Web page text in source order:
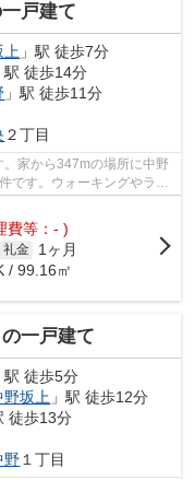
戸建て
上 」駅 徒歩7分
駅 徒歩14分
」駅 徒歩11分
２丁目
家から347mの場所に中野
です。ウォーキングやラン
費等：- )
礼金
1ヶ月
/ 99.16㎡
一戸建て
駅 徒歩5分
野坂上 」駅 徒歩12分
徒歩13分
野 １丁目